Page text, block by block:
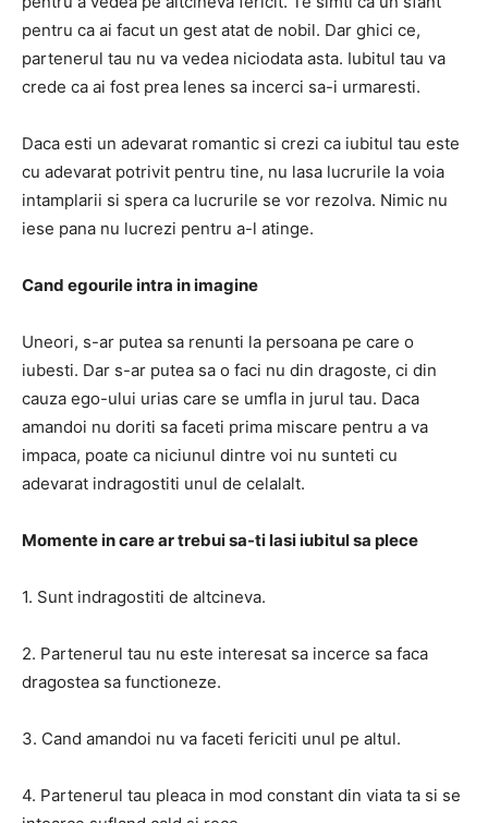
pentru ca ai facut un gest atat de nobil. Dar ghici ce,
partenerul tau nu va vedea niciodata asta. Iubitul tau va
crede ca ai fost prea lenes sa incerci sa-i urmaresti.
Daca esti un adevarat romantic si crezi ca iubitul tau este
cu adevarat potrivit pentru tine, nu lasa lucrurile la voia
intamplarii si spera ca lucrurile se vor rezolva. Nimic nu
iese pana nu lucrezi pentru a-l atinge.
Cand egourile intra in imagine
Uneori, s-ar putea sa renunti la persoana pe care o
iubesti. Dar s-ar putea sa o faci nu din dragoste, ci din
cauza ego-ului urias care se umfla in jurul tau. Daca
amandoi nu doriti sa faceti prima miscare pentru a va
impaca, poate ca niciunul dintre voi nu sunteti cu
adevarat indragostiti unul de celalalt.
Momente in care ar trebui sa-ti lasi iubitul sa plece
1. Sunt indragostiti de altcineva.
2. Partenerul tau nu este interesat sa incerce sa faca
dragostea sa functioneze.
3. Cand amandoi nu va faceti fericiti unul pe altul.
4. Partenerul tau pleaca in mod constant din viata ta si se